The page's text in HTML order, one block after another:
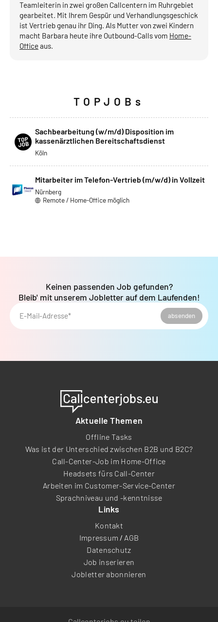
Teamleiterin in zwei großen Callcentern im Ruhrgebiet
gearbeitet. Mit Ihrem Gespür und Verhandlungsgeschick
ist Vertrieb genau ihr Ding. Als Mutter von zwei Kindern
macht Barbara heute ihre Outbound-Calls vom Home-
Officeaus.
TOPJOBs
Sachbearbeitung (w/m/d) Disposition im
kassenärztlichen Bereitschaftsdienst
Köln
Mitarbeiter im Telefon-Vertrieb (m/w/d) in Vollzeit
Nürnberg
Remote / Home-Office möglich
E-Mail-Adresse* absenden
Keinen passenden Job gefunden?
Bleib' mit unserem Jobletter auf dem Laufenden!
Aktuelle Themen
Offline Tasks
Was ist der Unterschied zwischen B2B und B2C?
Call-Center-Job im Home-Office
Headsets fürs Call-Center
Arbeiten im Customer-Service-Center
Sprachniveau und -kenntnisse
Links
Kontakt
Impressum / AGB
Datenschutz
Job inserieren
Jobletter abonnieren